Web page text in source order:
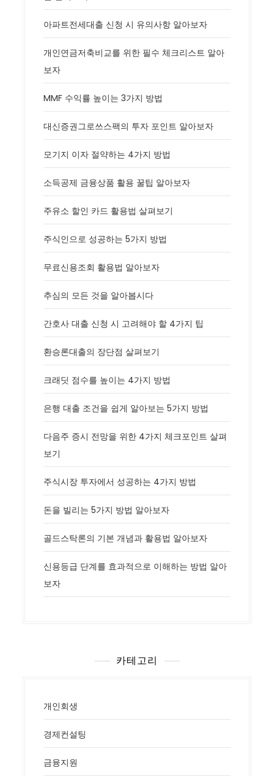
아파트전세대출 신청 시 유의사항 알아보자
개인연금저축비교를 위한 필수 체크리스트 알아
보자
MMF 수익률 높이는 3가지 방법
대신증권그로쓰스팩의 투자 포인트 알아보자
모기지 이자 절약하는 4가지 방법
소득공제 금융상품 활용 꿀팁 알아보자
주유소 할인 카드 활용법 살펴보기
주식인으로 성공하는 5가지 방법
무료신용조회 활용법 알아보자
추심의 모든 것을 알아봅시다
간호사 대출 신청 시 고려해야 할 4가지 팁
환승론대출의 장단점 살펴보기
크래딧 점수를 높이는 4가지 방법
은행 대출 조건을 쉽게 알아보는 5가지 방법
다음주 증시 전망을 위한 4가지 체크포인트 살펴
보기
주식시장 투자에서 성공하는 4가지 방법
돈을 빌리는 5가지 방법 알아보자
골드스탁론의 기본 개념과 활용법 알아보자
신용등급 단계를 효과적으로 이해하는 방법 알아
보자
카테고리
개인회생
경제컨설팅
금융지원